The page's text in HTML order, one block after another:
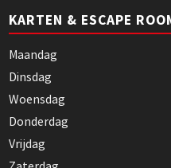
KARTEN & ESCAPE
Maandag
Dinsdag
Woensdag
Donderdag
Vrijdag